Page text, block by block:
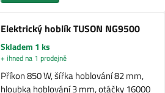
Elektrický hoblík TUSON NG9500
Skladem 1 ks
+ ihned na 1 prodejně
Příkon 850 W, šířka hoblování 82 mm,
hloubka hoblování 3 mm, otáčky 16000